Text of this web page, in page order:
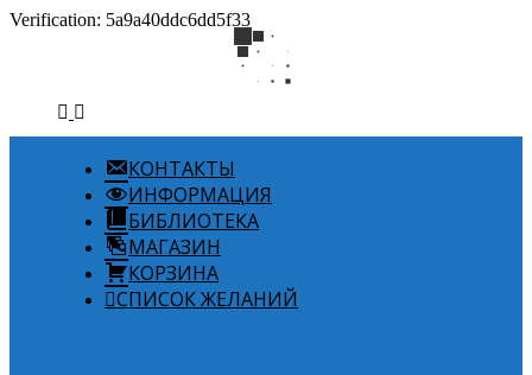
Verification: 5a9a40ddc6dd5f33
КОНТАКТЫ
ИНФОРМАЦИЯ
БИБЛИОТЕКА
МАГАЗИН
КОРЗИНА
СПИСОК ЖЕЛАНИЙ